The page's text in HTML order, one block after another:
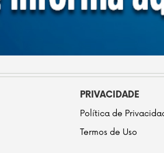
PRIVACIDADE
Política de
Termos de Uso